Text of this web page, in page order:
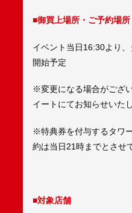
■御買上場所・ご予約場所
イベント当日16:30より
開始予定
※変更になる場合がござ
イートにてお知らせいた
※特典券を付与するタワ
約は当日21時までとさせ
■対象店舗